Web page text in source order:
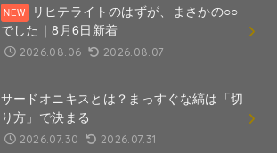
リヒテライトのはずが、まさかの○○
でした｜8月6日新着
2026.08.06 2026.08.07
サードオニキスとは？まっすぐな縞は「切
り方」で決まる
2026.07.30 2026.07.31